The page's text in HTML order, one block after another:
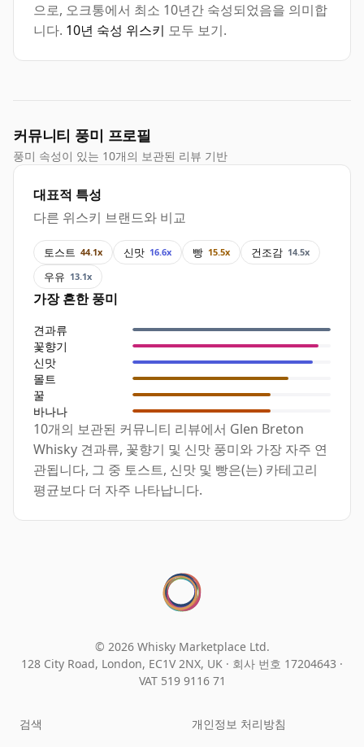
으로, 오크통에서 최소 10년간 숙성되었음을 의미합
니다. 10년 숙성 위스키 모두 보기.
커뮤니티 풍미 프로필
풍미 속성이 있는 10개의 보관된 리뷰 기반
대표적 특성
다른 위스키 브랜드와 비교
토스트 44.1x 신맛 16.6x 빵 15.5x 건조감 14.5x
우유 13.1x
가장 흔한 풍미
견과류
꽃향기
신맛
몰트
꿀
바나나
10개의 보관된 커뮤니티 리뷰에서 Glen Breton
Whisky 견과류, 꽃향기 및 신맛 풍미와 가장 자주 연
관됩니다, 그 중 토스트, 신맛 및 빵은(는) 카테고리
평균보다 더 자주 나타납니다.
© 2026 Whisky Marketplace Ltd.
128 City Road, London, EC1V 2NX, UK · 회사 번호 17204643 ·
VAT 519 9116 71
검색
개인정보 처리방침